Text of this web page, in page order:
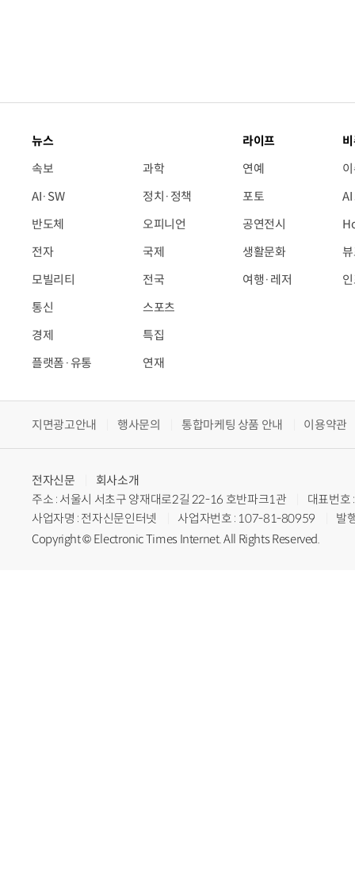
뉴스
속보
AI·SW
반도체
전자
모빌리티
통신
경제
플랫폼·유통
과학
정치·정책
오피니언
국제
전국
스포츠
특집
연재
라이프
연예
포토
공연전시
생활문화
여행·레저
지면광고안내 행사문의 통합마케팅 상품 안내 이용약관
전자신문
회사소개
주소 : 서울시 서초구 양재대로2길 22-16 호반파크1관
대표번
사업자명 : 전자신문인터넷
사업자번호 : 107-81-80959
발
Copyright © Electronic Times Internet. All Rights Reserved.